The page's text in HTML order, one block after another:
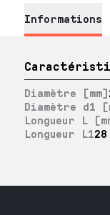
Informations
Diamètre [mm]
Diamètre d1
Longueur L
Longueur L128